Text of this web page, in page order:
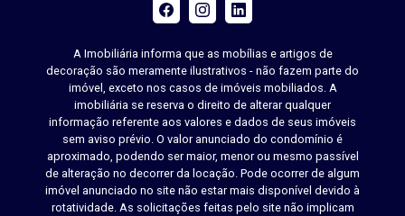
A Imobiliária informa que as mobílias e artigos de
decoração são meramente ilustrativos - não fazem parte do
imóvel, exceto nos casos de imóveis mobiliados. A
imobiliária se reserva o direito de alterar qualquer
informação referente aos valores e dados de seus imóveis
sem aviso prévio. O valor anunciado do condomínio é
aproximado, podendo ser maior, menor ou mesmo passível
de alteração no decorrer da locação. Pode ocorrer de algum
imóvel anunciado no site não estar mais disponível devido à
rotatividade. As solicitações feitas pelo site não implicam